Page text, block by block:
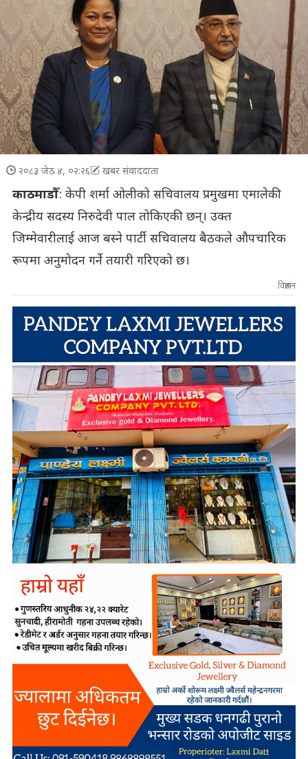
२०८३ जेठ ४, ०२:२६ खबर संवाददाता
काठमाडाैँ: केपी शर्मा ओलीको सचिवालय प्रमुखमा एमालेकी
केन्द्रीय सदस्य निरुदेवी पाल तोकिएकी छन्। उक्त
जिम्मेवारीलाई आज बस्ने पार्टी सचिवालय बैठकले औपचारिक
रूपमा अनुमोदन गर्ने तयारी गरिएको छ।
विज्ञापन